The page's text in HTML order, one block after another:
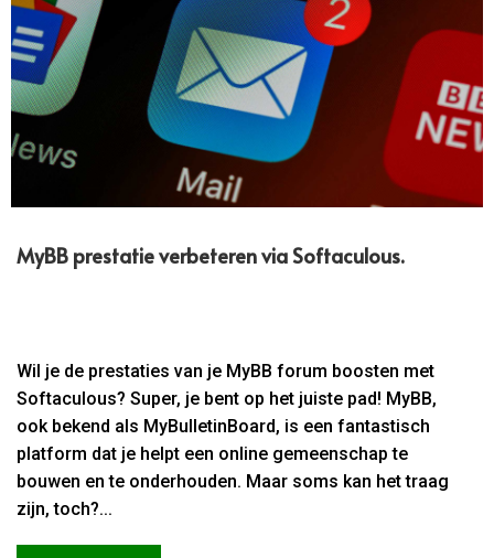
MyBB prestatie verbeteren via Softaculous.​
Wil je de prestaties van je MyBB forum boosten met
Softaculous? Super, je bent op het juiste pad! MyBB,
ook bekend als MyBulletinBoard, is een fantastisch
platform dat je helpt een online gemeenschap te
bouwen en te onderhouden. Maar soms kan het traag
zijn, toch?...